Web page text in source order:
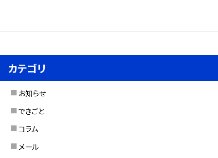
カテゴリ
お知らせ
できごと
コラム
メール